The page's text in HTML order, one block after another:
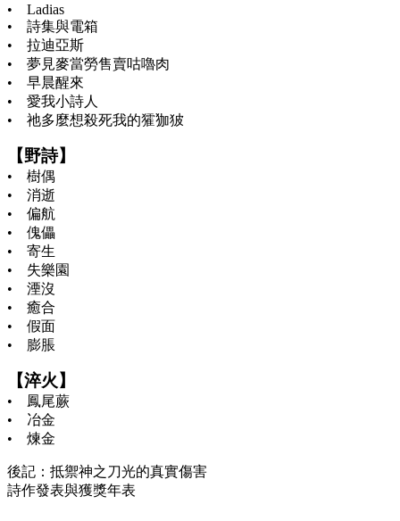
• Ladias
• 詩集與電箱
• 拉迪亞斯
• 夢見麥當勞售賣咕嚕肉
• 早晨醒來
• 愛我小詩人
• 祂多麼想殺死我的㺢㹢狓
【野詩】
• 樹偶
• 消逝
• 偏航
• 傀儡
• 寄生
• 失樂園
• 湮沒
• 癒合
• 假面
• 膨脹
【淬火】
• 鳳尾蕨
• 冶金
• 煉金
後記：抵禦神之刀光的真實傷害
詩作發表與獲獎年表